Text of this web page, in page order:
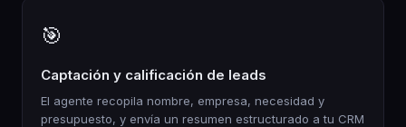
🎯
Captación y calificación de leads
El agente recopila nombre, empresa, necesidad y
presupuesto, y envía un resumen estructurado a tu CRM